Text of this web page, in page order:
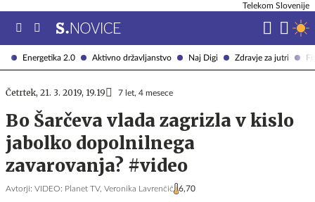
Energetika 2.0 Aktivno državljanstvo Naj Digi Zdravje za jutri
Telekom Slovenije
Četrtek, 21. 3. 2019, 19.19 7 let, 4 mesece
Bo Šarčeva vlada zagrizla v kislo
jabolko dopolnilnega
zavarovanja? #video
Avtorji: VIDEO: Planet TV, Veronika Lavrenčič 6,70